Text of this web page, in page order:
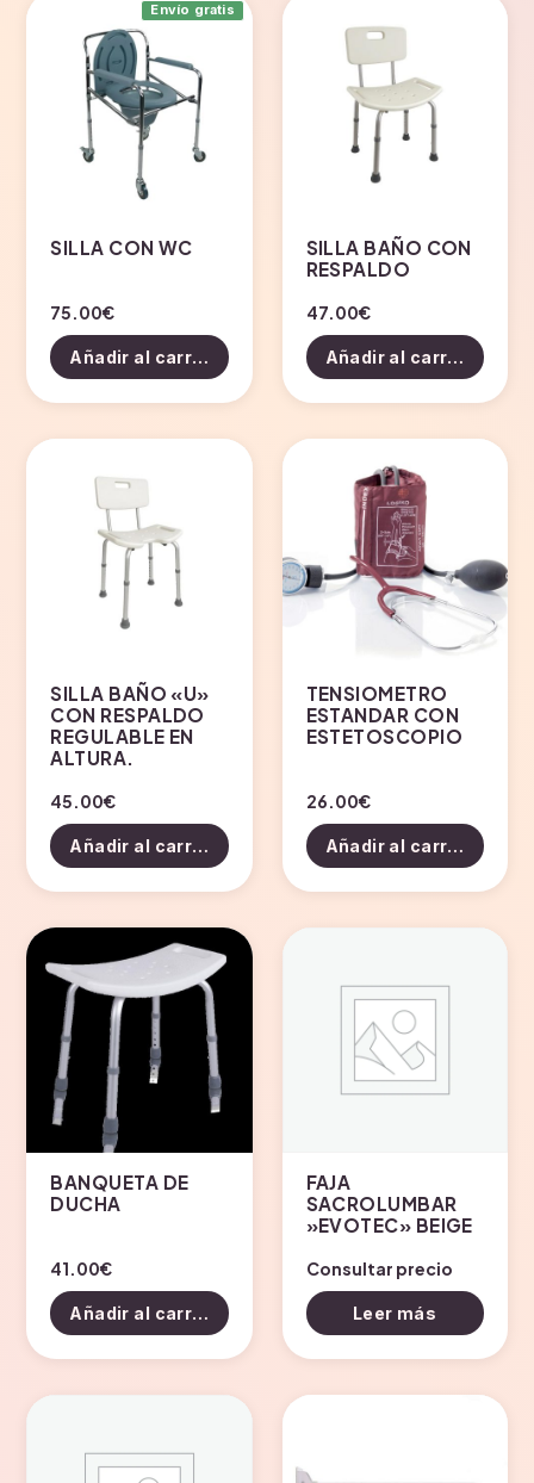
Envío gratis
SILLA CON WC
75.00€
Añadir al carrito
SILLA BAÑO CON
RESPALDO
47.00€
Añadir al carrito
SILLA BAÑO «U»
CON RESPALDO
REGULABLE EN
ALTURA.
45.00€
Añadir al carrito
TENSIOMETRO
ESTANDAR CON
ESTETOSCOPIO
26.00€
Añadir al carrito
BANQUETA DE
DUCHA
41.00€
Añadir al carrito
FAJA
SACROLUMBAR
»EVOTEC» BEIGE
Consultar precio
Leer más